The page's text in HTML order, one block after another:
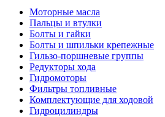
Моторные масла
Пальцы и втулки
Болты и гайки
Болты и шпильки крепежные
Гильзо-поршневые группы
Редукторы хода
Гидромоторы
Фильтры топливные
Комплектующие для ходовой
Гидроцилиндры